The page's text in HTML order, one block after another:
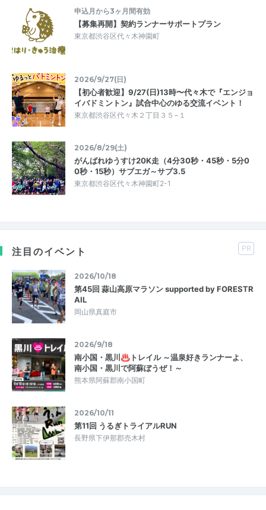
申込月から3ヶ月間有効
【募集再開】契約ランナーサポートプラン
東京都渋谷区代々木神園町
2026/9/27(日)
【初心者歓迎】9/27(日)13時〜代々木で『エンジョ
イバドミントン』試合中心のゆる交流イベント！
東京都渋谷区代々木２丁目３５−１
2026/8/29(土)
がんばれゆうすけ20K走（4分30秒・45秒・5分0
0秒・15秒）サブエガ～サブ3.5
東京都渋谷区代々木神園町2-1
注目のイベント PR
2026/10/18
第45回 蒜山高原マラソン supported by FORESTR
AIL
岡山県真庭市
2026/9/18
南小国・黒川♨トレイル ～温泉好きランナーよ、
南小国・黒川で阿蘇ぼうぜ！～
熊本県阿蘇郡南小国町
2026/10/11
第11回 うるぎトライアルRUN
長野県下伊那郡売木村